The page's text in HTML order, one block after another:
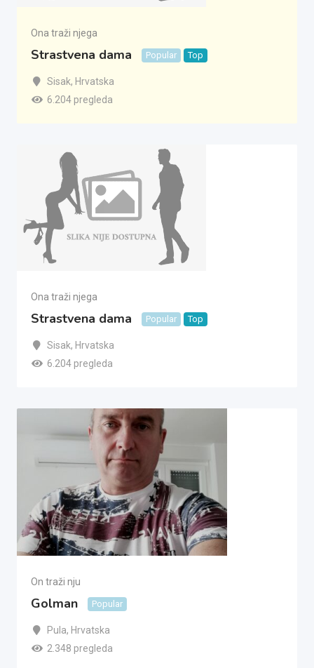
Ona traži njega
Strastvena dama Popular Top
Sisak, Hrvatska
6.204 pregleda
Ona traži njega
Strastvena dama Popular Top
Sisak, Hrvatska
6.204 pregleda
On traži nju
Golman Popular
Pula, Hrvatska
2.348 pregleda